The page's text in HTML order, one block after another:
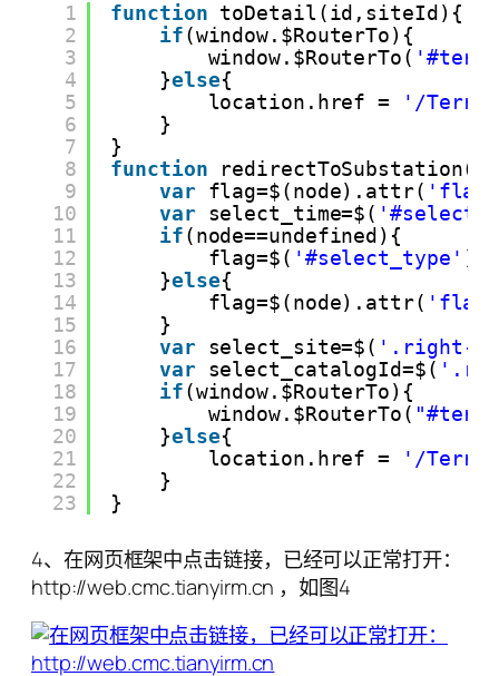
1
2
3
4
5
6
7
8
9
10
11
12
13
14
15
16
17
18
19
20
21
22
23
function toDetail(id,siteId){
if(window.$RouterTo){
window.$RouterTo(
}else{
location.href =
'/
}
}
function
var flag=$(node).attr( 'flag'
var select_time=$(
if(node==undefined){
flag=$( '#select_type'
}else{
flag=$(node).attr( 'flag'
}
var select_site=$( '.right--
var select_catalogId=$(
if(window.$RouterTo){
window.$RouterTo(
}else{
location.href =
'/
}
}
4、在网页框架中点击链接，已经可以正常打开：
http://web.cmc.tianyirm.cn ，如图4